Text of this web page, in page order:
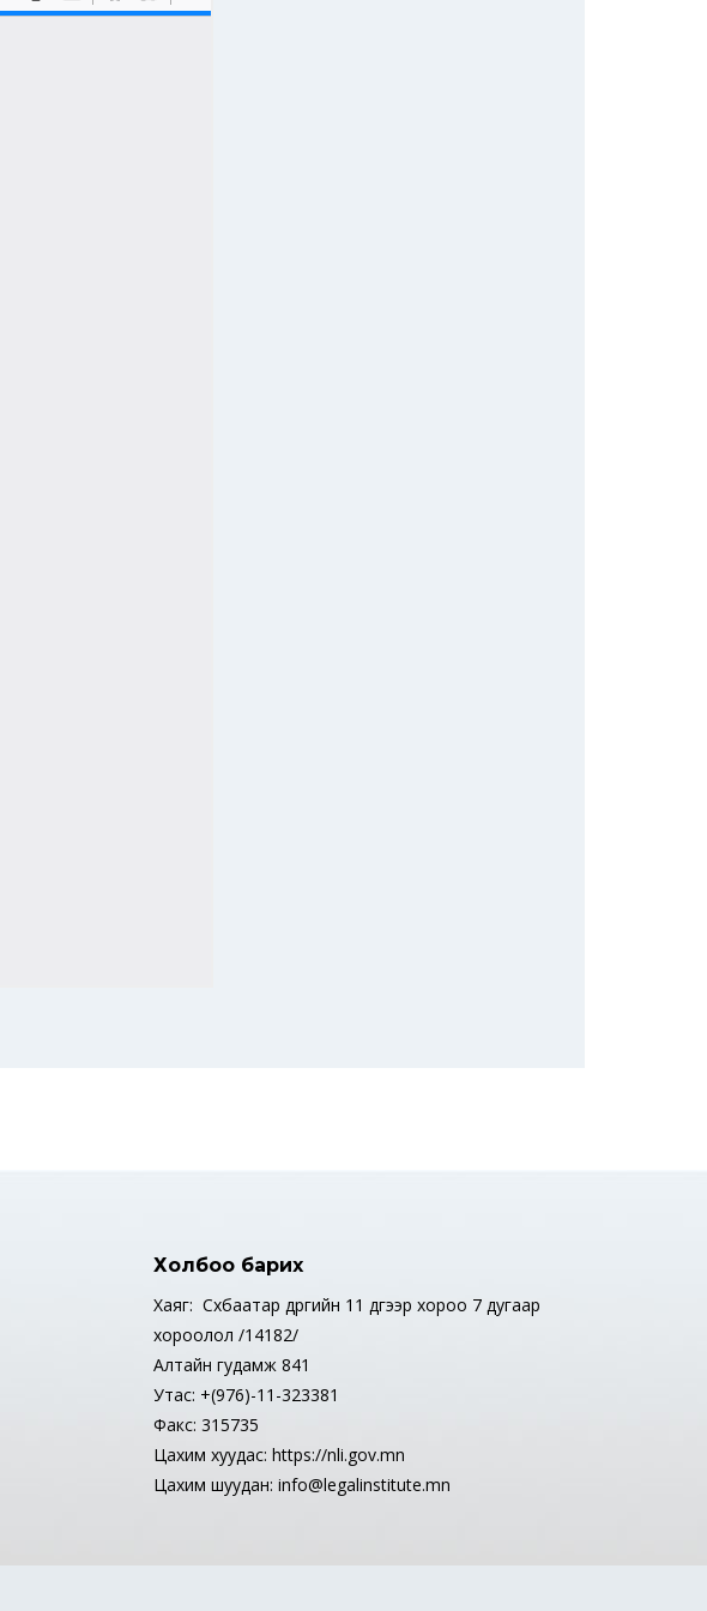
Холбоо барих
Хаяг: Сүхбаатар дүүргийн 11 дүгээр хороо 7 дугаар
хороолол /14182/
Алтайн гудамж 841
Утас: +(976)-11-323381
Факс: 315735
Цахим хуудас: https://nli.gov.mn
Цахим шуудан: info@legalinstitute.mn